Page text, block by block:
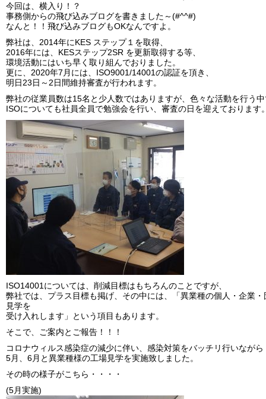
今回は、横入り！？
事務側からの飛び込みブログを書きました～(#^^#)
なんと！！飛び込みブログもOKなんですよ。
弊社は、2014年にKES ステップ１を取得、
2016年には、KESステップ2SR を更新取得する等、
環境活動にはいち早く取り組んでおりました。
更に、2020年7月には、ISO9001/14001の認証を頂き、
明日23日～2日間維持審査が行われます。
弊社の従業員数は15名と少人数ではありますが、色々な活動を行う
ISOについても社員全員で勉強会を行い、審査の日を迎えております
ISO14001については、削減目標はもちろんのことですが、
弊社では、プラス目標も掲げ、その中には、「異業種の個人・企業・
見学を
受け入れします」という項目もあります。
そこで、ご案内とご報告！！！
コロナウィルス感染症の減少に伴い、感染対策をバッチリ行いながら
5月、6月と異業種様の工場見学を実施致しました。
その時の様子がこちら・・・・
(5月実施)